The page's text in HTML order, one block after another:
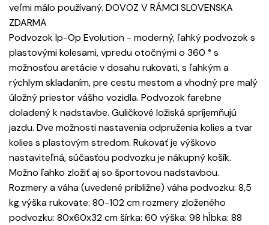
veľmi málo používaný. DOVOZ V RÁMCI SLOVENSKA
ZDARMA
Podvozok Ip-Op Evolution - moderný, ľahký podvozok s
plastovými kolesami, vpredu otočnými o 360 ° s
možnosťou aretácie v dosahu rukoväti, s ľahkým a
rýchlym skladaním, pre cestu mestom a vhodný pre malý
úložný priestor vášho vozidla. Podvozok farebne
doladený k nadstavbe. Guličkové ložiská spríjemňujú
jazdu. Dve možnosti nastavenia odpruženia kolies a tvar
kolies s plastovým stredom. Rukoväť je výškovo
nastaviteľná, súčasťou podvozku je nákupný košík.
Možno ľahko zložiť aj so športovou nadstavbou.
Rozmery a váha (uvedené približne) váha podvozku: 8,5
kg výška rukoväte: 80-102 cm rozmery zloženého
podvozku: 80x60x32 cm šírka: 60 výška: 98 hĺbka: 88